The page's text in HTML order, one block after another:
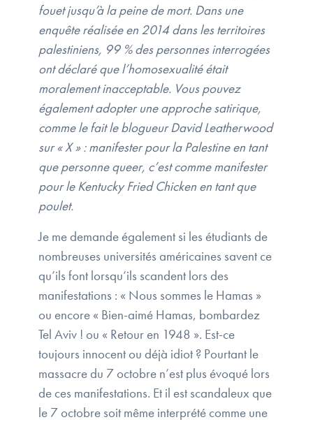
fouet jusqu’à la peine de mort. Dans une
enquête réalisée en 2014 dans les territoires
palestiniens, 99 % des personnes interrogées
ont déclaré que l’homosexualité était
moralement inacceptable. Vous pouvez
également adopter une approche satirique,
comme le fait le blogueur David Leatherwood
sur « X » : manifester pour la Palestine en tant
que personne queer, c’est comme manifester
pour le Kentucky Fried Chicken en tant que
poulet.
Je me demande également si les étudiants de
nombreuses universités américaines savent ce
qu’ils font lorsqu’ils scandent lors des
manifestations : « Nous sommes le Hamas »
ou encore « Bien-aimé Hamas, bombardez
Tel Aviv ! ou « Retour en 1948 ». Est-ce
toujours innocent ou déjà idiot ? Pourtant le
massacre du 7 octobre n’est plus évoqué lors
de ces manifestations. Et il est scandaleux que
le 7 octobre soit même interprété comme une